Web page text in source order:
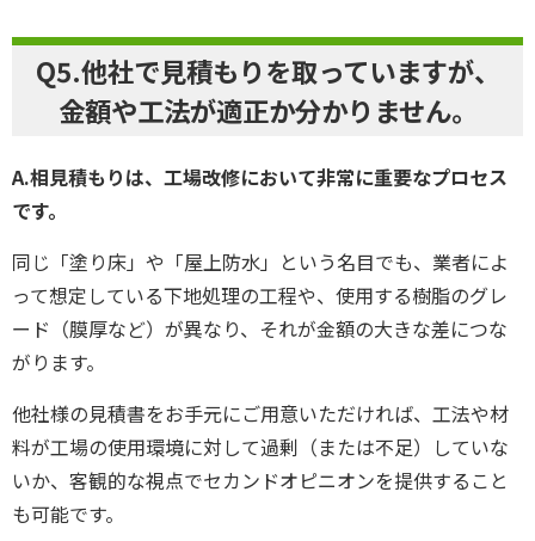
Q5.他社で見積もりを取っていますが、
金額や工法が適正か分かりません。
A.相見積もりは、工場改修において非常に重要なプロセス
です。
同じ「塗り床」や「屋上防水」という名目でも、業者によ
って想定している下地処理の工程や、使用する樹脂のグレ
ード（膜厚など）が異なり、それが金額の大きな差につな
がります。
他社様の見積書をお手元にご用意いただければ、工法や材
料が工場の使用環境に対して過剰（または不足）していな
いか、客観的な視点でセカンドオピニオンを提供すること
も可能です。